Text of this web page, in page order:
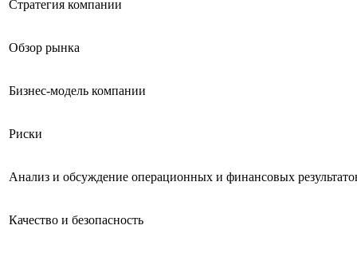
Стратегия компании
Обзор рынка
Бизнес-модель компании
Риски
Анализ и обсуждение операционных и финансовых
Качество и безопасность